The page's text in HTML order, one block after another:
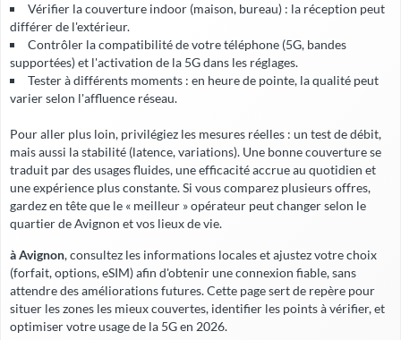
Vérifier lacouverture indoor (maison, bureau) : la réception peut
différer de l'extérieur.
Contrôler la compatibilité de votre téléphone (5G, bandes
supportées) et l'activation de la 5G dans les réglages.
Tester à différents moments : en heure de pointe, la qualité peut
varier selon l'affluence réseau.
Pour aller plus loin, privilégiez les mesures réelles : un test de débit,
mais aussi la stabilité (latence, variations). Une bonne couverture se
traduit par des usages fluides, uneefficacité accrueau quotidien et
une expérience plus constante. Si vous comparez plusieurs offres,
gardez en tête que le « meilleur » opérateur peut changer selon le
quartier de Avignon et vos lieux de vie.
à Avignon, consultez les informations locales et ajustez votre choix
(forfait, options, eSIM) afin d'obtenir une connexion fiable,sans
attendredes améliorations futures. Cette page sert de repère pour
situer les zones les mieux couvertes, identifier les points à vérifier, et
optimiser votre usage de la 5G en 2026.